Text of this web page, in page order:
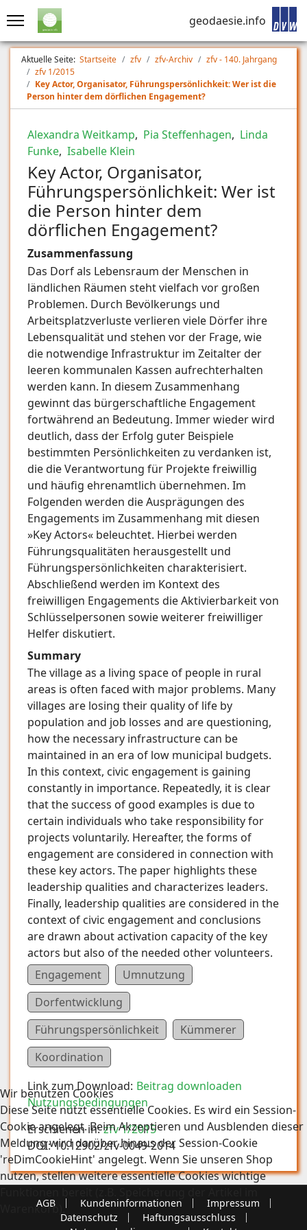
geodaesie.info
Aktuelle Seite: Startseite zfv zfv-Archiv
zfv - 140. Jahrgang
zfv 1/2015
Key Actor, Organisator, Führungspersönlichkeit: Wer ist die
Person hinter dem dörflichen Engagement?
Alexandra Weitkamp, Pia Steffenhagen, Linda
Funke, Isabelle Klein
Key Actor, Organisator,
Führungspersönlichkeit: Wer ist
die Person hinter dem
dörflichen Engagement?
Zusammenfassung
Das Dorf als Lebensraum der Menschen in
ländlichen Räumen steht vielfach vor großen
Problemen. Durch Bevölkerungs und
Arbeitsplatzverluste verlieren viele Dörfer ihre
Lebensqualität und stehen vor der Frage, wie
die notwendige Infrastruktur im Zeitalter der
leeren kommunalen Kassen aufrechterhalten
werden kann. In diesem Zusammenhang
gewinnt das bürgerschaftliche Engagement
fortwährend an Bedeutung. Immer wieder wird
deutlich, dass der Erfolg guter Beispiele
bestimmten Persönlichkeiten zu verdanken ist,
die die Verantwortung für Projekte freiwillig
und häufig ehrenamtlich übernehmen. Im
Folgenden werden die Ausprägungen des
Engagements im Zusammenhang mit diesen
»Key Actors« beleuchtet. Hierbei werden
Führungsqualitäten herausgestellt und
Führungspersönlichkeiten charakterisiert.
Abschließend werden im Kontext des
freiwilligen Engagements die Aktivierbarkeit von
Schlüsselpersonen sowie weiterer freiwilliger
Helfer diskutiert.
Summary
The village as a living space of people in rural
areas is often faced with major problems. Many
villages are losing their quality of life by
population and job losses and are questioning,
how the necessary infrastructure can be
maintained in an era of low municipal budgets.
In this context, civic engagement is gaining
constantly in importance. Repeatedly, it is clear
that the success of good examples is due to
certain individuals who take responsibility for
projects voluntarily. Hereafter, the forms of
engagement are considered in connection with
these key actors. The paper highlights these
leadership qualities and characterizes leaders.
Finally, leadership qualities are considered in the
context of civic engagement and conclusions
are drawn about activation capacity of the key
actors but also of the needed other volunteers.
Engagement
Umnutzung
Dorfentwicklung
Führungspersönlichkeit
Kümmerer
Koordination
Link zum Download: Beitrag downloaden
Nutzungsbedingungen
Erschienen in: zfv 1/2015
DOI: 10.12902/zfv-0049-2014
AGB Kundeninformationen
Impressum
Datenschutz
Haftungsausschluss
Wir benutzen Cookies
Diese Seite nutzt essentielle Cookies. Es wird ein Session-
Cookie angelegt. Beim Akzeptieren und Ausblenden dieser
Meldung wird darüber hinaus der Session-Cookie
'reDimCookieHint' angelegt. Wenn Sie unseren Shop
nutzen, stellen weitere essentielle Cookies wichtige
Warenkorb).